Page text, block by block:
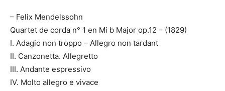
– Felix Mendelssohn
Quartet de corda n° 1 en Mi b Major op.12 – (1829)
I. Adagio non troppo – Allegro non tardant
II. Canzonetta. Allegretto
III. Andante espressivo
IV. Molto allegro e vivace